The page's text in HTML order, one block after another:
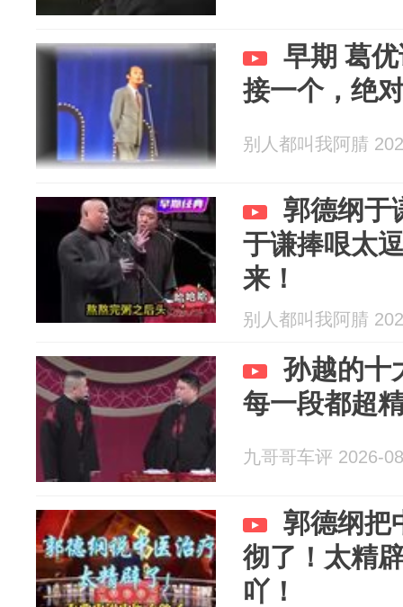
早期 葛
接一个，绝
别人都叫我阿腈
郭德纲于
于谦捧哏太
来！
别人都叫我阿腈
孙越的十
每一段都超
九哥哥车评 2026-
郭德纲把
彻了！太精
吖！